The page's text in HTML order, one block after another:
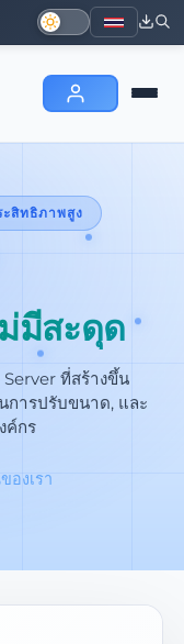
สิทธิภาพสูง
มีสะดุด
Server ที่สร้างขึ้น
การปรับขนาด, และ
ค์กร
องเรา